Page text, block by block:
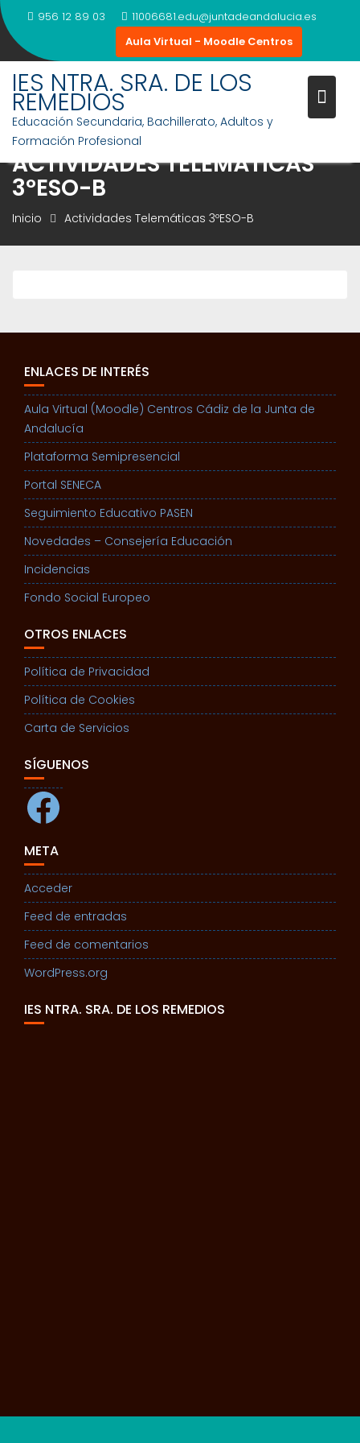
Saltar
al
contenido
956 12 89 03
11006681.edu@juntadeandalucia.es
Aula Virtual - Moodle Centros
IES NTRA. SRA. DE LOS
REMEDIOS
Educación Secundaria, Bachillerato, Adultos y
Formación Profesional
ACTIVIDADES TELEMÁTICAS
3ºESO-B
Inicio Actividades Telemáticas 3ºESO-B
ENLACES DE INTERÉS
Aula Virtual (Moodle) Centros Cádiz de la Junta de
Andalucía
Plataforma Semipresencial
Portal SENECA
Seguimiento Educativo PASEN
Novedades – Consejería Educación
Incidencias
Fondo Social Europeo
OTROS ENLACES
Política de Privacidad
Política de Cookies
Carta de Servicios
SÍGUENOS
Facebook
META
Acceder
Feed de entradas
Feed de comentarios
WordPress.org
IES NTRA. SRA. DE LOS REMEDIOS